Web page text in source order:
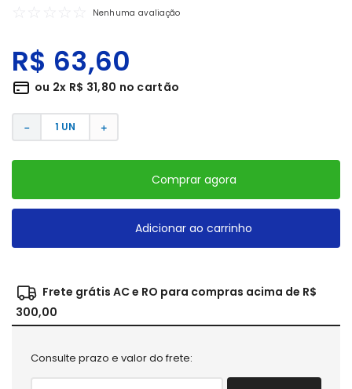
☆ ☆ ☆ ☆ ☆ Nenhuma avaliação
R$ 63,60
ou 2x R$ 31,80 no cartão
＋
－
Comprar agora
Adicionar ao carrinho
Frete grátis AC e RO para compras acima de R$
300,00
Consulte prazo e valor do frete: